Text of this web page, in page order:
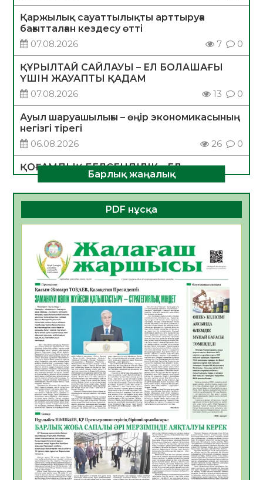
Қаржылық сауаттылықты арттыруға
бағытталған кездесу өтті
07.08.2026
7 0
ҚҰРЫЛТАЙ САЙЛАУЫ – ЕЛ БОЛАШАҒЫ
ҮШІН ЖАУАПТЫ ҚАДАМ
07.08.2026
13 0
Ауыл шаруашылығы – өңір экономикасының
негізгі тірегі
06.08.2026
26 0
ҚОҒАМДЫҚ БЕЛСЕНДІЛІК – ЕЛ
ДАМУЫНЫҢ НЕГІЗІ
06.08.2026
24 0
ҚҰРЫЛТАЙ САЙЛАУЫ – БОЛАШАҚҚА
БАСТАР ЖАУАПТЫ ТАҢДАУ
06.08.2026
Инфекциялық ауруларға қарсы иммундау
жұмыстарының тиімділігі
06.08.2026
28
Көкжөтел ауруы туралы
06.08.2026
25
АПВ вакцинасы туралы мәлімет
06.08.2026
26
Open Air: Қызылорда облысы полиция
департаменті 20 мыңнан астам
көрерменнің қауіпсіздігін қамтамасыз етті
06.08.2026
38
ҚЫЗЫЛОРДАДА «САНАЛЫ ҰРПАҚ –
ЖАРҚЫН БОЛАШАҚ» АТТЫ КЕҢЕЙТІЛГЕН
Барлық жаңалық
PDF нұсқа